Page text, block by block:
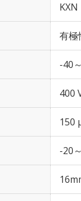
KXN
有極
-40
400
150
-20